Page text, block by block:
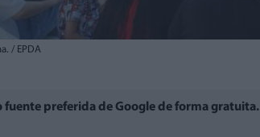
/ EPDA
fuente preferida de Google de forma gratuita.